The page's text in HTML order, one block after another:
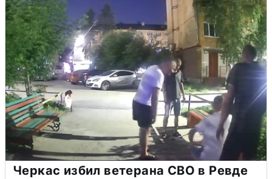
Черкас избил ветерана СВО в Ревде